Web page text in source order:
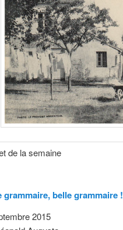
de la semaine
grammaire, belle grammaire !
2015